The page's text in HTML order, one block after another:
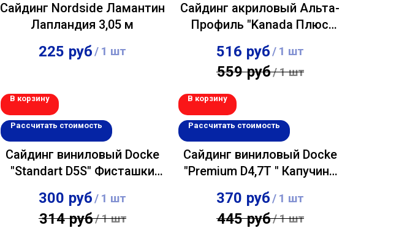
Сайдинг Nordside Ламантин
Лапландия 3,05 м
225 руб/ 1 шт
В корзину
Рассчитать стоимость
Сайдинг акриловый Альта-
Профиль "Kanada Плюс
Премиум" Красный
0,23х3,66м
516 руб/ 1 шт
559 руб/1 шт
В корзину
Рассчитать стоимость
Сайдинг виниловый Docke
"Standart D5S" Фисташки
0,255х3,00м
300 руб/ 1 шт
314 руб/1 шт
Сайдинг виниловый Docke
"Premium D4,7T " Капучино
0,243х3,60м
370 руб/ 1 шт
445 руб/1 шт